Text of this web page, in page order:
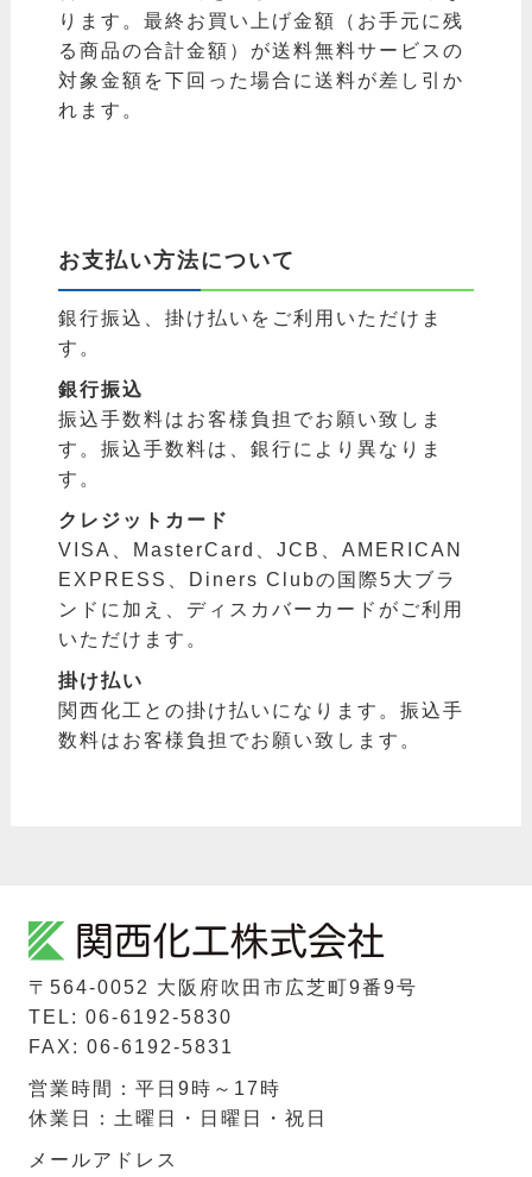
ります。最終お買い上げ金額（お手元に残
る商品の合計金額）が送料無料サービスの
対象金額を下回った場合に送料が差し引か
れます。
お支払い方法について
銀行振込、掛け払いをご利用いただけま
す。
銀行振込
振込手数料はお客様負担でお願い致しま
す。振込手数料は、銀行により異なりま
す。
クレジットカード
VISA、MasterCard、JCB、AMERICAN
EXPRESS、Diners Clubの国際5大ブラ
ンドに加え、ディスカバーカードがご利用
いただけます。
掛け払い
関西化工との掛け払いになります。振込手
数料はお客様負担でお願い致します。
〒564-0052 ⼤阪府吹⽥市広芝町9番9号
TEL: 06-6192-5830
FAX: 06-6192-5831
営業時間：平日9時～17時
休業日：土曜日・日曜日・祝日
メールアドレス